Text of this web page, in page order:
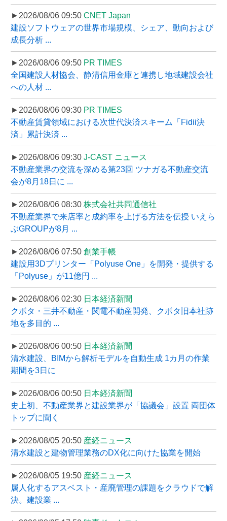
►2026/08/06 09:50 CNET Japan
建設ソフトウェアの世界市場規模、シェア、動向および
成長分析 ...
►2026/08/06 09:50 PR TIMES
全国建設人材協会、静清信用金庫と連携し地域建設会社
への人材 ...
►2026/08/06 09:30 PR TIMES
不動産賃貸領域における次世代決済スキーム「Fidii決
済」累計決済 ...
►2026/08/06 09:30 J-CAST ニュース
不動産業界の交流を深める第23回 ツナガる不動産交流
会が8月18日に ...
►2026/08/06 08:30 株式会社共同通信社
不動産業界で来店率と成約率を上げる方法を伝授 いえら
ぶGROUPが8月 ...
►2026/08/06 07:50 創業手帳
建設用3Dプリンター「Polyuse One」を開発・提供する
「Polyuse」が11億円 ...
►2026/08/06 02:30 日本経済新聞
クボタ・三井不動産・関電不動産開発、クボタ旧本社跡
地を多目的 ...
►2026/08/06 00:50 日本経済新聞
清水建設、BIMから解析モデルを自動生成 1カ月の作業
期間を3日に
►2026/08/06 00:50 日本経済新聞
史上初、不動産業界と建設業界が「協議会」設置 両団体
トップに聞く
►2026/08/05 20:50 産経ニュース
清水建設と建物管理業務のDX化に向けた協業を開始
►2026/08/05 19:50 産経ニュース
属人化するアスベスト・産廃管理の課題をクラウドで解
決。建設業 ...